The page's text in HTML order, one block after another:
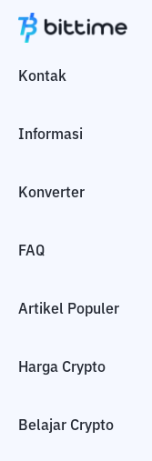
Kontak
Informasi
Konverter
FAQ
Artikel Populer
Harga Crypto
Belajar Crypto